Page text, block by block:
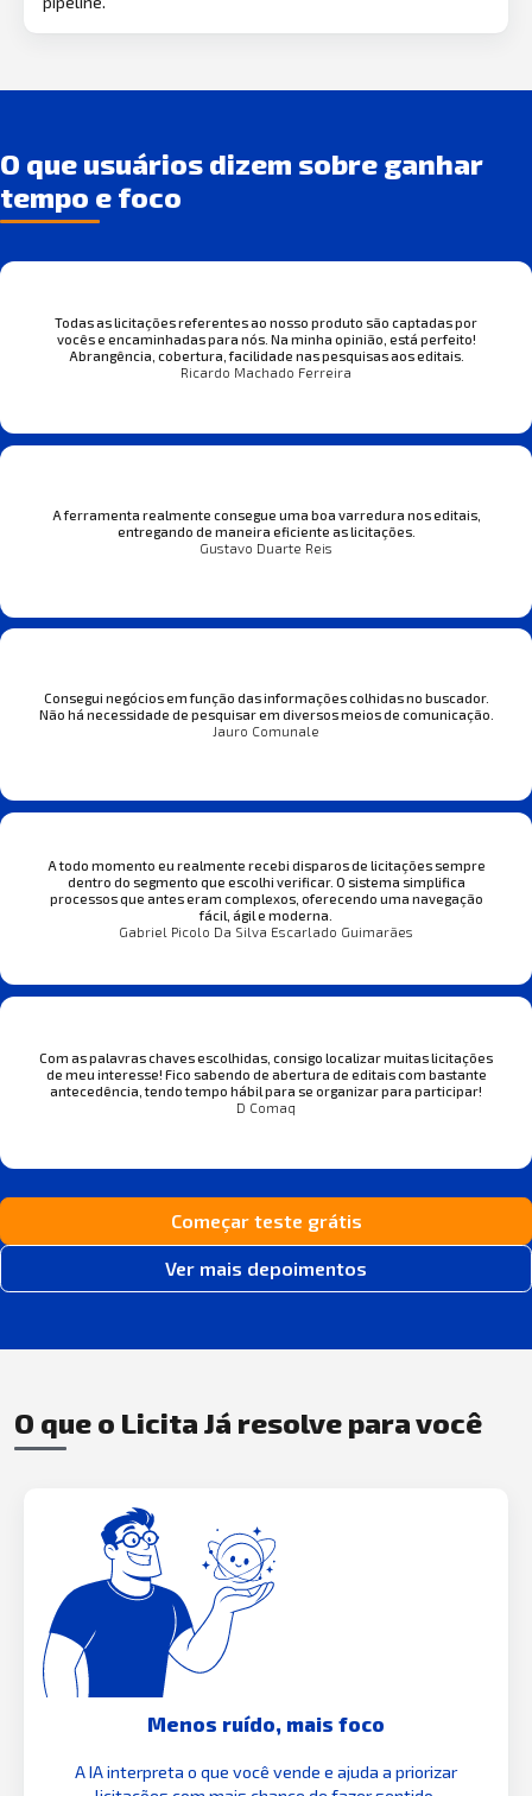
O que usuários dizem sobre ganhar
tempo e foco
Todas as licitações referentes ao nosso produto são captadas por
vocês e encaminhadas para nós. Na minha opinião, está perfeito!
Abrangência, cobertura, facilidade nas pesquisas aos editais.
Ricardo Machado Ferreira
A ferramenta realmente consegue uma boa varredura nos editais,
entregando de maneira eficiente as licitações.
Gustavo Duarte Reis
Consegui negócios em função das informações colhidas no buscador.
Não há necessidade de pesquisar em diversos meios de comunicação.
Jauro Comunale
A todo momento eu realmente recebi disparos de licitações sempre
dentro do segmento que escolhi verificar. O sistema simplifica
processos que antes eram complexos, oferecendo uma navegação
fácil, ágil e moderna.
Gabriel Picolo Da Silva Escarlado Guimarães
Com as palavras chaves escolhidas, consigo localizar muitas licitações
de meu interesse! Fico sabendo de abertura de editais com bastante
antecedência, tendo tempo hábil para se organizar para participar!
D Comaq
Começar teste grátis
Ver mais depoimentos
O que o Licita Já resolve para você
Menos ruído, mais foco
A IA interpreta o que você vende e ajuda a priorizar